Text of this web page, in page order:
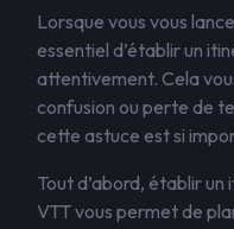
Lorsque vous vous
essentiel d’établir un
attentivement. Cela
confusion ou perte de
cette astuce est si
Tout d’abord, établir
VTT vous permet de